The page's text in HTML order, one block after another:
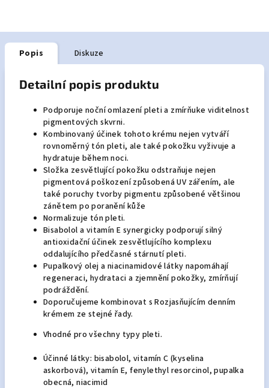
Popis Diskuze
Detailní popis produktu
Podporuje noční omlazení pleti a zmírňuke viditelnost
pigmentových skvrni.
Kombinovaný účinek tohoto krému nejen vytváří
rovnoměrný tón pleti, ale také pokožku vyživuje a
hydratuje během noci.
Složka zesvětlující pokožku odstraňuje nejen
pigmentová poškození způsobená UV zářením, ale
také poruchy tvorby pigmentu způsobené většinou
zánětem po poranění kůže
Normalizuje tón pleti.
Bisabolol a vitamín E synergicky podporují silný
antioxidační účinek zesvětlujícího komplexu
oddalujícího předčasné stárnutí pleti.
Pupalkový olej a niacinamidové látky napomáhají
regeneraci, hydrataci a zjemnění pokožky, zmírňují
podráždění.
Doporučujeme kombinovat s Rozjasňujícím denním
krémem ze stejné řady.
Vhodné pro všechny typy pleti.
Účinné látky: bisabolol, vitamín C (kyselina
askorbová), vitamín E, fenylethyl resorcinol, pupalka
obecná, niacimid